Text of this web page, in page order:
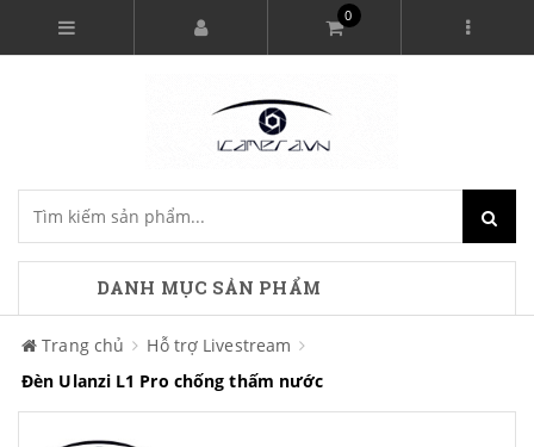
0
DANH MỤC SẢN PHẨM
Trang chủ
Hỗ trợ Livestream
Đèn Ulanzi L1 Pro chống thấm nước